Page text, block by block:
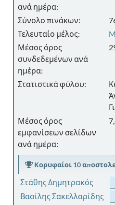
ανά ημέρα:
Σύνολο πινάκων:
Τελευταίο μέλος:
Μέσος όρος
συνδεδεμένων ανά
ημέρα:
Στατιστικά φύλου:
Μέσος όρος
εμφανίσεων σελίδων
ανά ημέρα:
Κορυφαίοι 10
Στάθης Δημητρακός
Βασίλης Σακελλαρίδης